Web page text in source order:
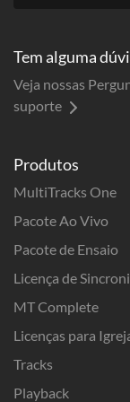
Produtos
MultiTracks One
Pacote Ao Vivo
Pacote de Ensaio
Licença de
MT Complete
Licenças para
Tracks
Playback
Tem alguma
Veja nossas
suporte